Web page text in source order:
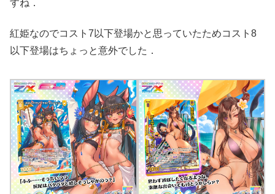
すね．
紅姫なのでコスト7以下登場かと思っていたためコスト8
以下登場はちょっと意外でした．